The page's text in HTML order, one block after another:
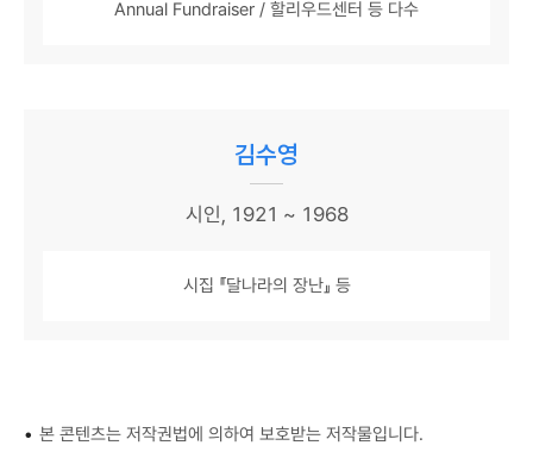
Annual Fundraiser / 할리우드센터 등 다수
김수영
시인, 1921 ~ 1968
시집 『달나라의 장난』 등
• 본 콘텐츠는 저작권법에 의하여 보호받는 저작물입니다.